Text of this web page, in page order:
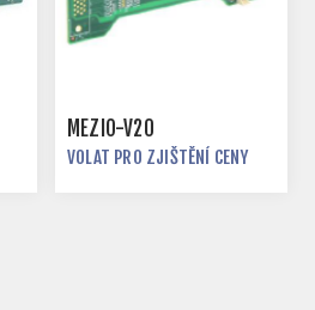
MEZIO-V20
VOLAT PRO ZJIŠTĚNÍ CENY